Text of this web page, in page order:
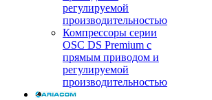
регулируемой
производительностью
Компрессоры серии
OSC DS Premium с
прямым приводом и
регулируемой
производительностью